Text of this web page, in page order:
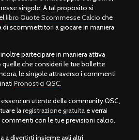
singole. A tal proposito si
libro Quote Scommesse Calcio che
di scommettitori a giocare in maniera
partecipare in maniera attiva
che consideri le tue bollette
le singole attraverso i commenti
Pronostici QSC.
un utente della community QSC,
laregistrazione gratuita e verrai
commenti con le tue previsioni calcio.
a divertirti insieme agli altri